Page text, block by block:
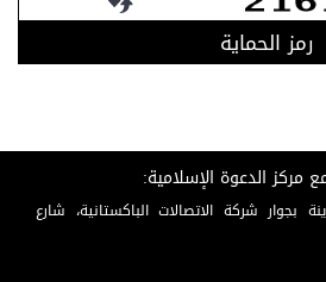
رمز الحماية
مركز الدعوة الإسلامية:
بجوار شركة الاتصالات الباكستانية، شارع